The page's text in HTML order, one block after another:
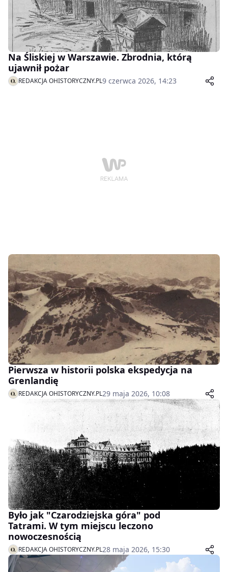
Na Śliskiej w Warszawie. Zbrodnia, którą
ujawnił pożar
REDAKCJA OHISTORYCZNY.PL9 czerwca 2026, 14:23
Pierwsza w historii polska ekspedycja na
Grenlandię
REDAKCJA OHISTORYCZNY.PL29 maja 2026, 10:08
Było jak "Czarodziejska góra" pod
Tatrami. W tym miejscu leczono
nowoczesnością
REDAKCJA OHISTORYCZNY.PL28 maja 2026, 15:30